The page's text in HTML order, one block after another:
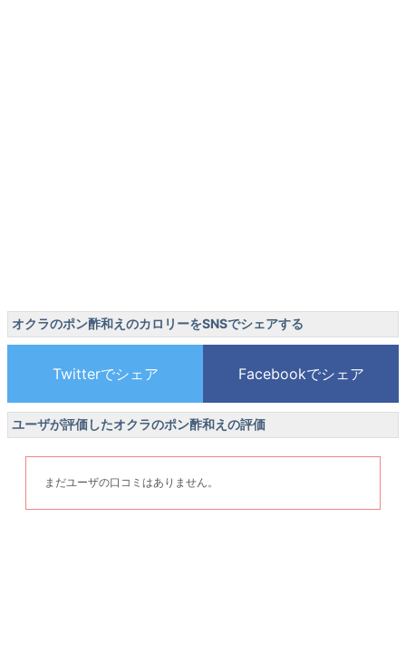
オクラのポン酢和えのカロリーをSNSでシェアする
ユーザが評価したオクラのポン酢和えの評価
まだユーザの口コミはありません。